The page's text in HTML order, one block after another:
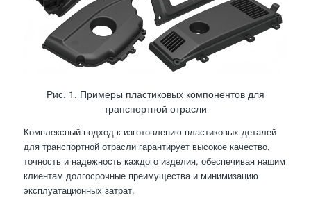
Рис. 1. Примеры пластиковых компонентов для
транспортной отрасли
Комплексный подход к изготовлению пластиковых деталей
для транспортной отрасли гарантирует высокое качество,
точность и надежность каждого изделия, обеспечивая нашим
клиентам долгосрочные преимущества и минимизацию
эксплуатационных затрат.